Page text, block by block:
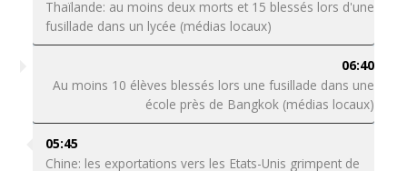
Thaïlande: au moins deux morts et 15 blessés lors d'une
fusillade dans un lycée (médias locaux)
06:40
Au moins 10 élèves blessés lors une fusillade dans une
école près de Bangkok (médias locaux)
05:45
Chine: les exportations vers les Etats-Unis grimpent de